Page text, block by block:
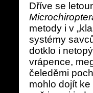
Dříve se
metody i v
systémy
dotklo i
vrápence,
čeleděmi
mohlo dojít